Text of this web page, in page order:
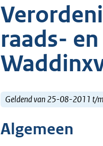
raads-
Geldend van 25-08-2011 t/
Algemeen